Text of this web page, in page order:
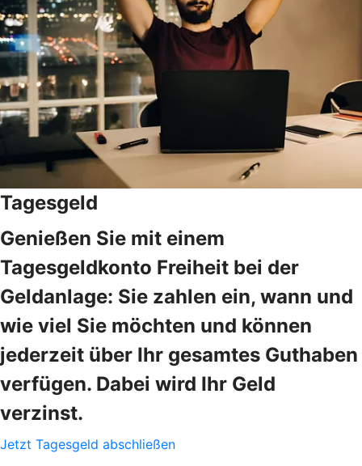
Tagesgeld
Genießen Sie mit einem
Tagesgeldkonto Freiheit bei der
Geldanlage: Sie zahlen ein, wann und
wie viel Sie möchten und können
jederzeit über Ihr gesamtes Guthaben
verfügen. Dabei wird Ihr Geld
verzinst.
Jetzt Tagesgeld abschließen